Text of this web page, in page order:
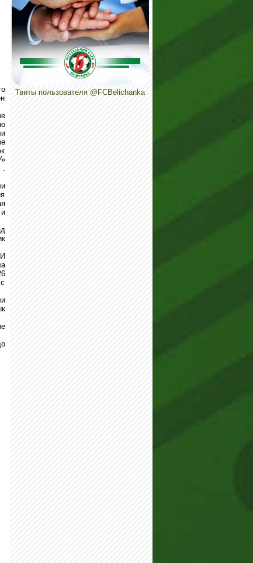
.
Твиты пользователя @FCBelichanka